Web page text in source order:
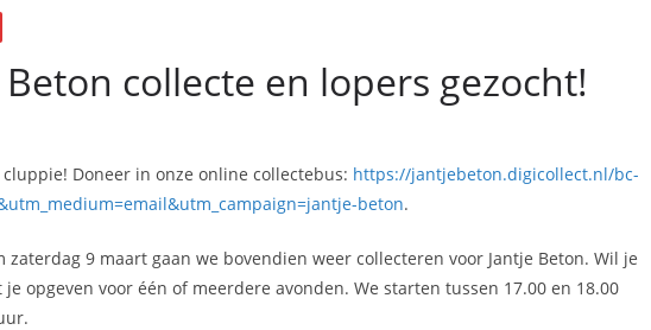
collecte en lopers gezocht!
Doneer in onze online collectebus: https://jantjebeton.digicollect.nl/bc-
beton.
9 maart gaan we bovendien weer collecteren voor Jantje Beton. Wil je
opgeven voor één of meerdere avonden. We starten tussen 17.00 en 18.00